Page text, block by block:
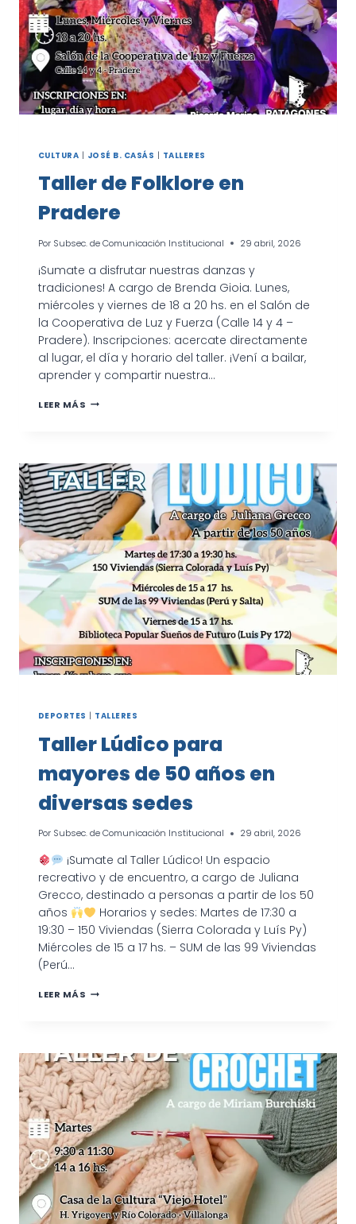
CULTURA | JOSÉ B. CASÁS | TALLERES
Taller de Folklore en
Pradere
Por Subsec. de Comunicación Institucional 29 abril, 2026
¡Sumate a disfrutar nuestras danzas y
tradiciones! A cargo de Brenda Gioia. Lunes,
miércoles y viernes de 18 a 20 hs. en el Salón de
la Cooperativa de Luz y Fuerza (Calle 14 y 4 –
Pradere). Inscripciones: acercate directamente
al lugar, el día y horario del taller. ¡Vení a bailar,
aprender y compartir nuestra…
LEER MÁS TALLER
DEPORTES TALLERES
Taller Lúdico para
mayores de 50 años en
diversas sedes
Por Subsec. de Comunicación Institucional 29 abril, 2026
¡Sumate al Taller Lúdico! Un espacio
recreativo y de encuentro, a cargo de Juliana
Grecco, destinado a personas a partir de los 50
años
Horarios y sedes: Martes de 17:30 a
19:30 – 150 Viviendas (Sierra Colorada y Luís Py)
Miércoles de 15 a 17 hs. – SUM de las 99 Viviendas
(Perú…
LEER MÁS TALLER
50
AÑOS
EN
DIVERSAS
SEDES